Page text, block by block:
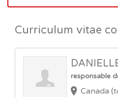
Curriculum vitae
responsable
Canada